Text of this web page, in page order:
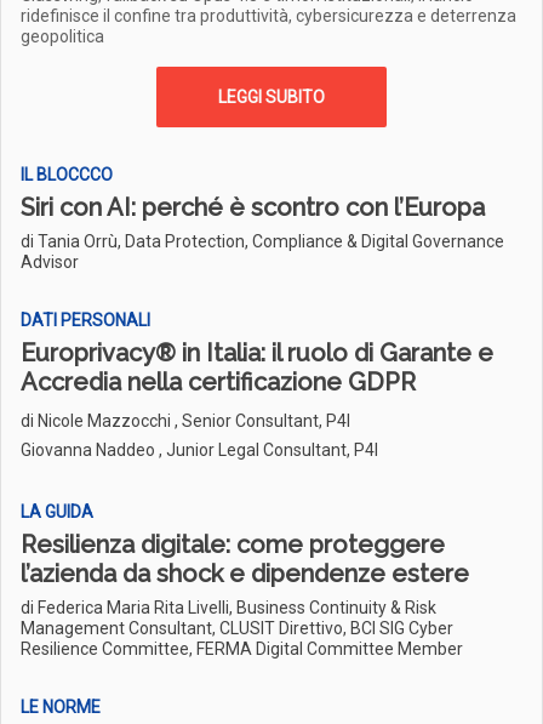
ridefinisce il confine tra produttività, cybersicurezza e deterrenza
geopolitica
LEGGI SUBITO
IL BLOCCCO
Siri con AI: perché è scontro con l’Europa
di Tania Orrù, Data Protection, Compliance & Digital Governance
Advisor
DATI PERSONALI
Europrivacy® in Italia: il ruolo di Garante e
Accredia nella certificazione GDPR
di Nicole Mazzocchi , Senior Consultant, P4I
Giovanna Naddeo , Junior Legal Consultant, P4I
LA GUIDA
Resilienza digitale: come proteggere
l’azienda da shock e dipendenze estere
di Federica Maria Rita Livelli, Business Continuity & Risk
Management Consultant, CLUSIT Direttivo, BCI SIG Cyber
Resilience Committee, FERMA Digital Committee Member
LE NORME